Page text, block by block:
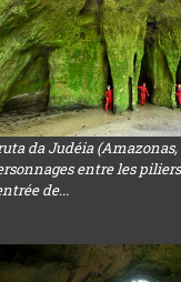
da Judéia
entre les
de...